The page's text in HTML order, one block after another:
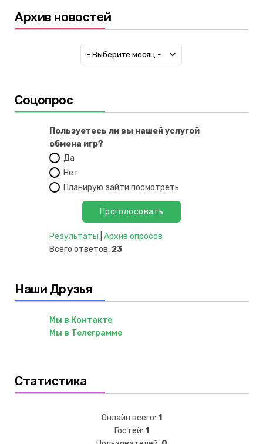
Архив новостей
Соцопрос
Пользуетесь ли вы нашей услугой
обмена игр?
Да
Нет
Планирую зайти посмотреть
Результаты Архив опросов
Всего ответов: 23
Наши Друзья
Мы в Контакте
Мы в Телеграмме
Статистика
Онлайн всего: 1
Гостей: 1